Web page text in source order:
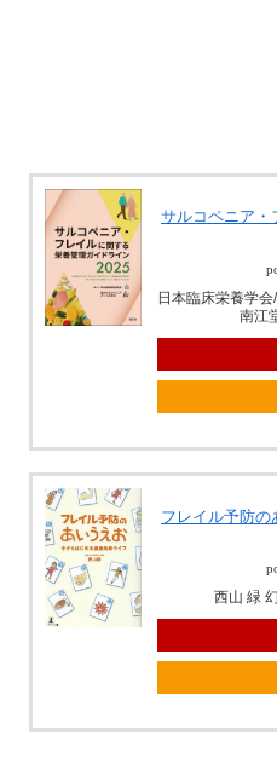
サルコペニア・
⽇本臨床栄養学
南江
フレイル予防
西山 緑